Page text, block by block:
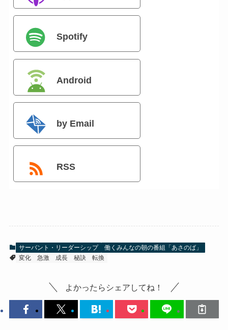
Spotify
Android
by Email
RSS
サーバント・リーダーシップ
働くみんなの朝の番組「あさのば」
変化
急激 成長 秘訣 転換
よかったらシェアしてね！